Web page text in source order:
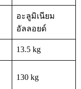
อะลูมิเนียม
อัลลอยด์
13.5 kg
130 kg